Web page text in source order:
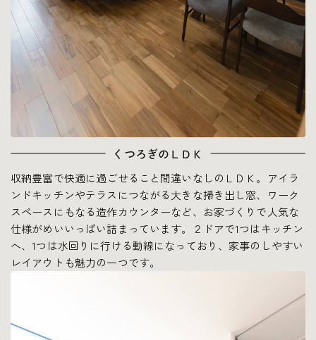
くつろぎのＬＤＫ
収納豊富で快適に過ごせること間違いなしのＬＤＫ。アイラ
ンドキッチンやテラスにつながる大きな掃き出し窓、ワーク
スペースにもなる造作カウンターなど、お家づくりで人気な
仕様がめいいっぱい詰まっています。２ドアで1つはキッチン
へ、1つは水回りに行ける動線になっており、家事のしやすい
レイアウトも魅力の一つです。